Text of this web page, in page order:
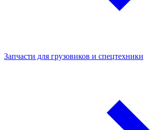
Запчасти для грузовиков и спецтехники